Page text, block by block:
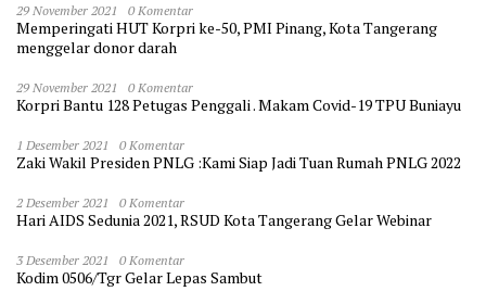
29 November 2021 0 Komentar
Memperingati HUT Korpri ke-50, PMI Pinang, Kota Tangerang
menggelar donor darah
29 November 2021 0 Komentar
Korpri Bantu 128 Petugas Penggali . Makam Covid-19 TPU Buniayu
1 Desember 2021 0 Komentar
Zaki Wakil Presiden PNLG :Kami Siap Jadi Tuan Rumah PNLG 2022
2 Desember 2021 0 Komentar
Hari AIDS Sedunia 2021, RSUD Kota Tangerang Gelar Webinar
3 Desember 2021 0 Komentar
Kodim 0506/Tgr Gelar Lepas Sambut